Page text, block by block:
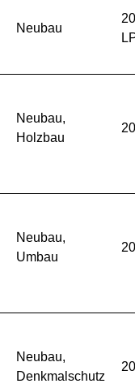
Neubau
Neubau,
Holzbau
Neubau,
Umbau
Neubau,
Denkmalschutz